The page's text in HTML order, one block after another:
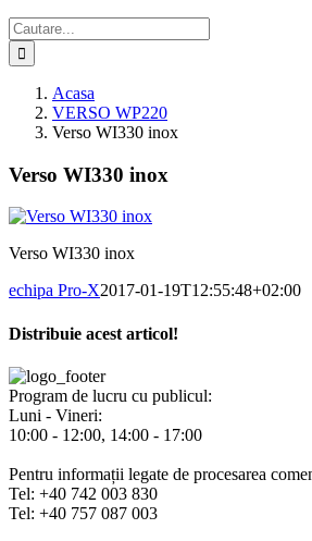
Cautare...
Acasa
VERSO WP220
Verso WI330 inox
Verso WI330 inox
Verso WI330 inox
echipa Pro-X2017-01-19T12:55:48+02:00
Distribuie acest articol!
Facebook
X
Pinterest
E-
mail:
Program de lucru cu publicul:
Luni - Vineri:
10:00 - 12:00, 14:00 - 17:00
Pentru informații legate de procesarea
Tel: +40 742 003 830
Tel: +40 757 087 003